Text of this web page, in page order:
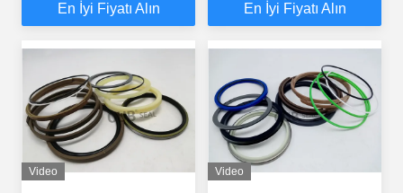
Seal Kits
En İyi Fiyatı Alın
YN01V00052F1
En İyi Fiyatı Alın
Video Video